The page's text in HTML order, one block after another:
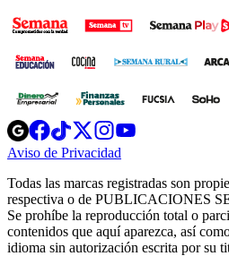
Opens
in
new
Opens
in
new
Opens
in
new
window
Opens
new
windowwindow
Aviso de Privacidad
new
window
Todas las marcas registradas son
respectiva o de PUBLICACIONES
Se prohíbe la reproducción total o
contenidos que aquí aparezca, así
idioma sin autorización escrita por su